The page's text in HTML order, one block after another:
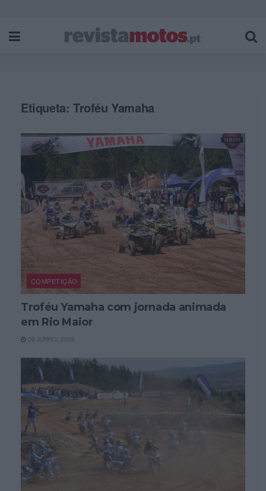
Etiqueta: Troféu Yamaha
COMPETIÇÃO
Troféu Yamaha com jornada animada
em Rio Maior
26 JUNHO, 2026